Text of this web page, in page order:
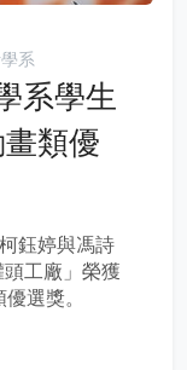
系
系學生
類優
鈺婷與馮詩
工廠」榮獲
選獎。